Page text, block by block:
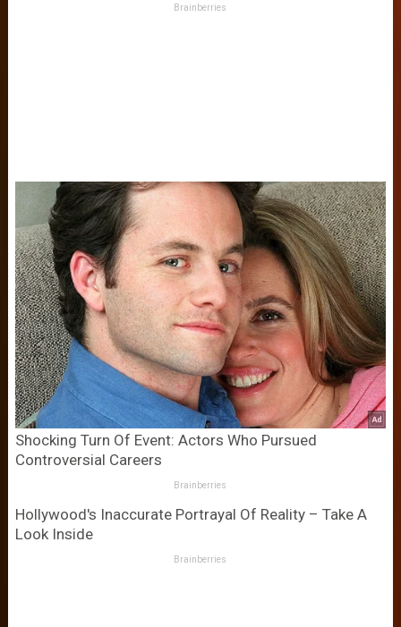
Brainberries
Shocking Turn Of Event: Actors Who Pursued
Controversial Careers
Brainberries
Hollywood's Inaccurate Portrayal Of Reality – Take A
Look Inside
Brainberries